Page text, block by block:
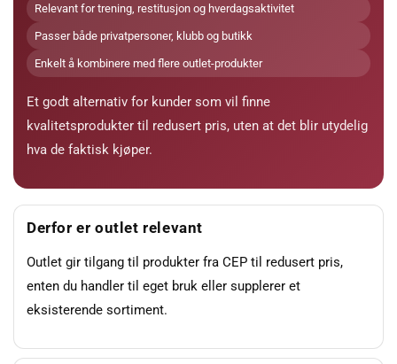
Relevant for trening, restitusjon og hverdagsaktivitet
Passer både privatpersoner, klubb og butikk
Enkelt å kombinere med flere outlet-produkter
Et godt alternativ for kunder som vil finne
kvalitetsprodukter til redusert pris, uten at det blir utydelig
hva de faktisk kjøper.
Derfor er outlet relevant
Outlet gir tilgang til produkter fra CEP til redusert pris,
enten du handler til eget bruk eller supplerer et
eksisterende sortiment.